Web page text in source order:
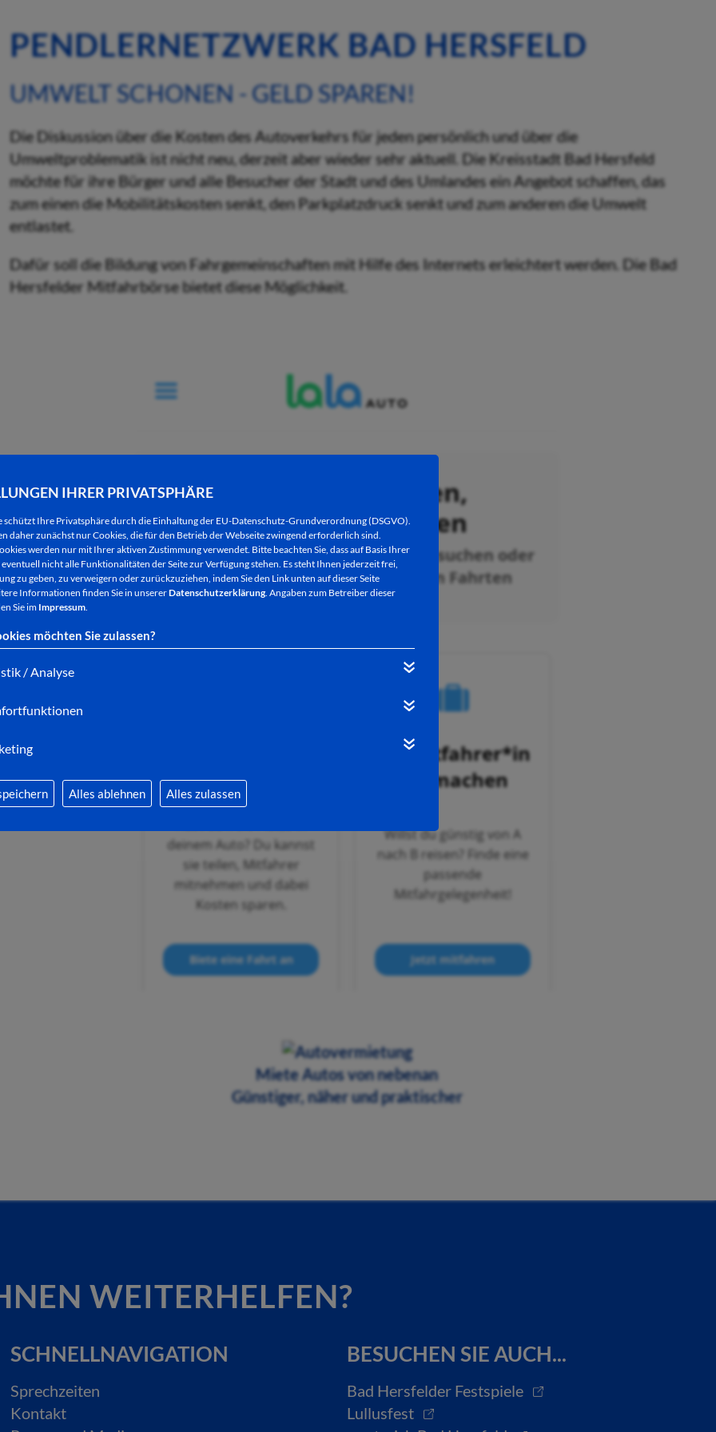
IHRER PRIVATSPHÄRE
schützt Ihre Privatsphäre durch die Einhaltung der EU-Datenschutz-Grundverordnung (DSGVO).
daher zunächst nur Cookies, die für den Betrieb der Webseite zwingend erforderlich sind.
werden nur mit Ihrer aktiven Zustimmung verwendet. Bitte beachten Sie, dass auf Basis Ihrer
nicht alle Funktionalitäten der Seite zur Verfügung stehen. Es steht Ihnen jederzeit frei,
zu geben, zu verweigern oder zurückzuziehen, indem Sie den Link unten auf dieser Seite
Informationen finden Sie in unsererDatenschutzerklärung. Angaben zum Betreiber dieser
Sie im Impressum.
möchten Sie zulassen?
/ Analyse
Alles ablehnen Alles zulassen
PENDLERNETZWERK BAD HERSFELD
UMWELT SCHONEN - GELD SPAREN!
Die Diskussion über die Kosten des Autoverkehrs für jeden persönlich und über die
Umweltproblematik ist nicht neu, derzeit aber wieder sehr aktuell. Die Kreisstadt Bad Hersfeld
möchte für ihre Bürger und alle Besucher der Stadt und des Umlandes ein Angebot schaffen, das
zum einen die Mobilitätskosten senkt, den Parkplatzdruck senkt und zum anderen die Umwelt
entlastet.
Dafür soll die Bildung von Fahrgemeinschaften mit Hilfe des Internets erleichtert werden. Die Bad
Hersfelder Mitfahrbörse bietet diese Möglichkeit.
Miete Autos von nebenan
Günstiger, näher und praktischer
WEITERHELFEN?
SCHNELLNAVIGATION
Sprechzeiten
Kontakt
BESUCHEN SIE AUCH...
Bad Hersfelder Festspiele
Lullusfest